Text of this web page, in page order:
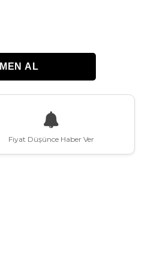
Fiyat Düşünce Haber Ver